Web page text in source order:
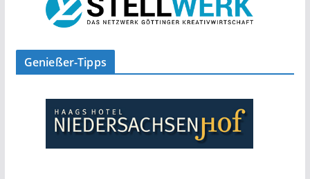
Genießer-Tipps